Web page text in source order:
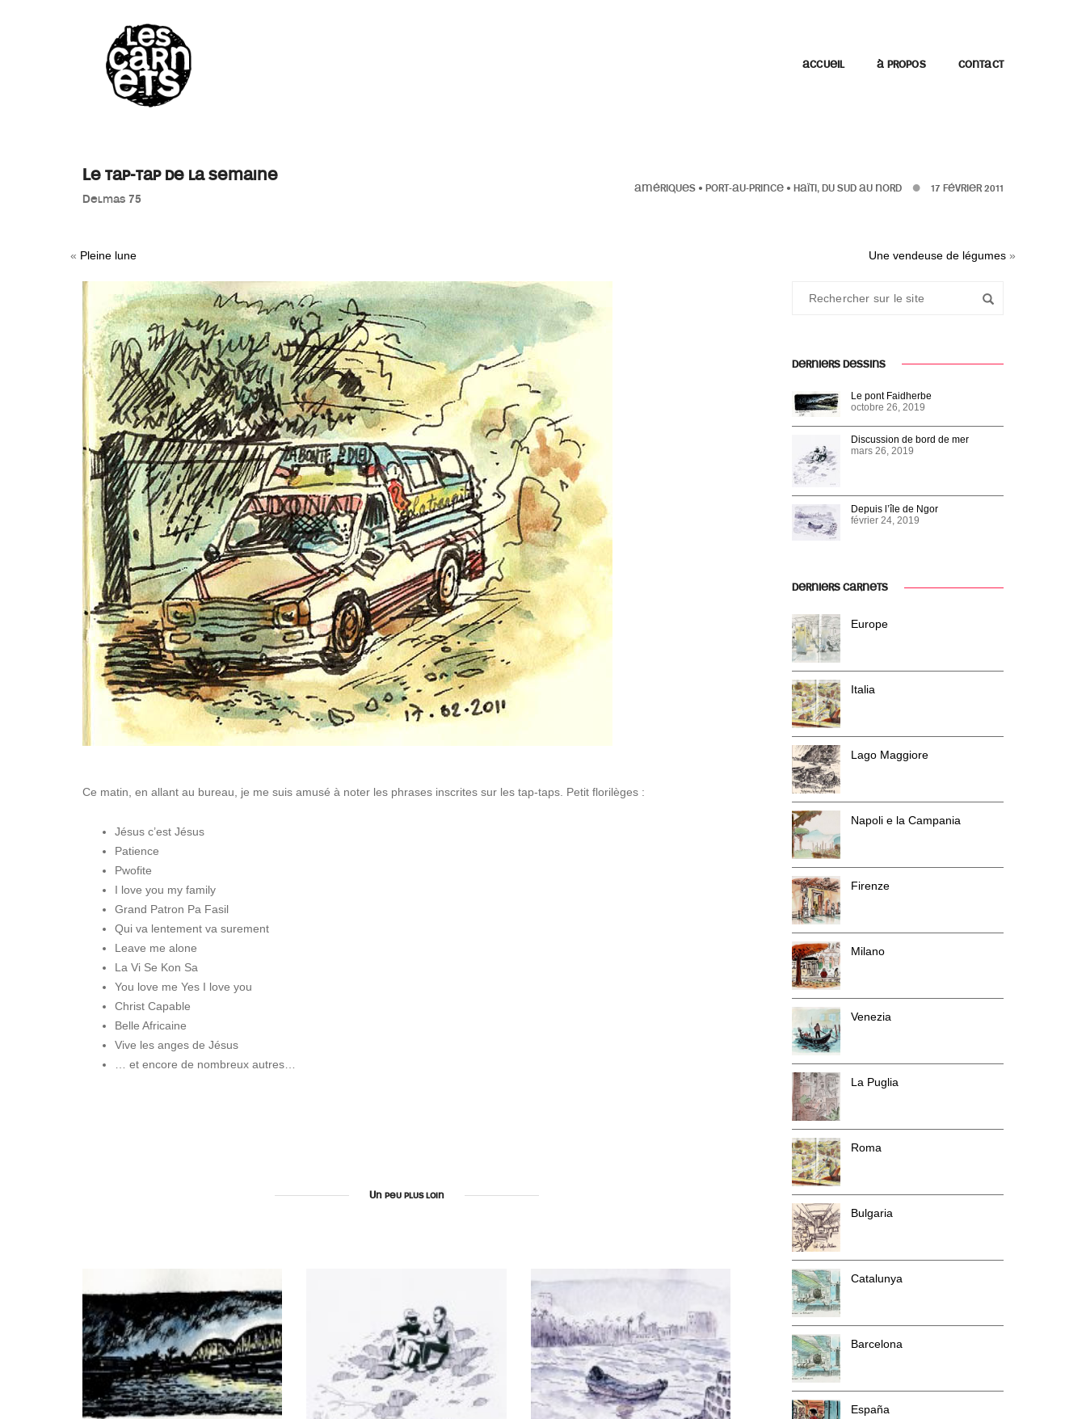
ACCUEIL À PROPOS CONTACT
Le tap-tap de la semaine
Delmas 75
AMÉRIQUES • PORT-AU-PRINCE • HAÏTI, DU SUD AU NORD 17 FÉVRIER 2011
« Pleine lune Une vendeuse de légumes »
Ce matin, en allant au bureau, je me suis amusé à noter les phrases inscrites sur les tap-taps. Petit florilèges :
Jésus c’est Jésus
Patience
Pwofite
I love you my family
Grand Patron Pa Fasil
Qui va lentement va surement
Leave me alone
La Vi Se Kon Sa
You love me Yes I love you
Christ Capable
Belle Africaine
Vive les anges de Jésus
… et encore de nombreux autres…
Un peu plus loin
DERNIERS DESSINS
Le pont Faidherbe
octobre 26, 2019
Discussion de bord de mer
mars 26, 2019
Depuis l’île de Ngor
février 24, 2019
DERNIERS CARNETS
Europe
Italia
Lago Maggiore
Napoli e la Campania
Firenze
Milano
Venezia
La Puglia
Roma
Bulgaria
Catalunya
Barcelona
España